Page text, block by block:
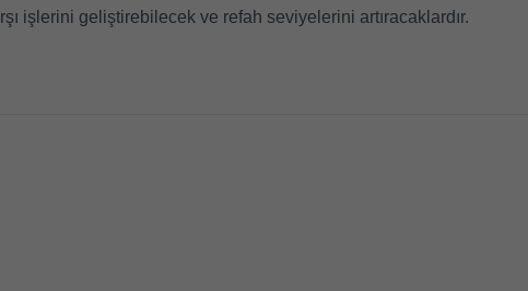
işlerini geliştirebilecek ve refah seviyelerini artıracaklardır.